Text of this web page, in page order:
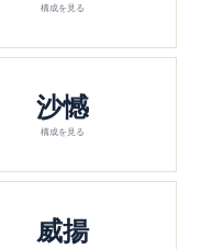
構成を見る
沙憾
構成を見る
威揚